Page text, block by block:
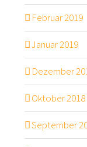
Februar 2019
Januar 2019
Dezember
Oktober 2018
September